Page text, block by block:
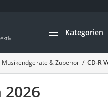
Kategorien
Die beliebtesten
Elektronik
Powerstation
Monitor 32 Zoll 4K
Musikendgeräte & Zubehör CD-R
2026